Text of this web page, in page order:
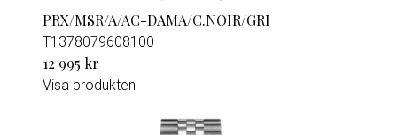
PRX/MSR/A/AC-DAMA/C.NOIR/GRI
T1378079608100
12 995 kr
Visa produkten